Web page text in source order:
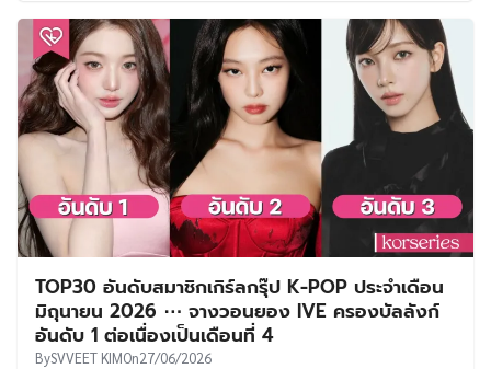
TOP30 อันดับสมาชิกเกิร์ลกรุ๊ป K-POP ประจำเดือน
มิถุนายน 2026 ⋯ จางวอนยอง IVE ครองบัลลังก์
อันดับ 1 ต่อเนื่องเป็นเดือนที่ 4
BySVVEET KIMOn27/06/2026